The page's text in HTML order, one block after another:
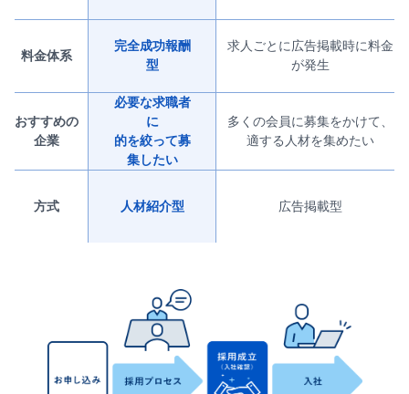
お役立ちコンテンツ
0120-937-723
受付時間：10時～12時、13時～18時(土日祝日を除く)
※正確を期すために録音しております
料金体系
完全成功報酬
型
求人ごとに広告掲載時に料金
が発生
おすすめの
企業
必要な求職者
に
的を絞って募
集したい
多くの会員に募集をかけて、
適する人材を集めたい
方式 人材紹介型 広告掲載型